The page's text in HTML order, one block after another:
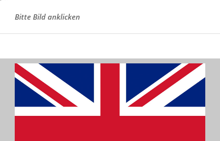
Bitte Bild anklicken